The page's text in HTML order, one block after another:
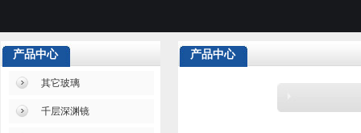
产品中心
其它玻璃
千层深渊镜
产品中心